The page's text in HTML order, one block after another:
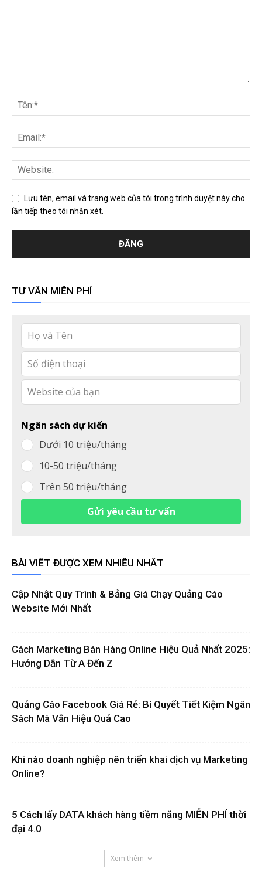
Lưu tên, email và trang web của tôi trong trình duyệt này cho
lần tiếp theo tôi nhận xét.
TƯ VẤN MIỄN PHÍ
this
field
blank
Ngân sách dự kiến
Dưới 10 triệu/tháng
10-50 triệu/tháng
Trên 50 triệu/tháng
Gửi yêu cầu tư vấn
BÀI VIẾT ĐƯỢC XEM NHIỀU NHẤT
Cập Nhật Quy Trình & Bảng Giá Chạy Quảng Cáo
Website Mới Nhất
Cách Marketing Bán Hàng Online Hiệu Quả Nhất 2025:
Hướng Dẫn Từ A Đến Z
Quảng Cáo Facebook Giá Rẻ: Bí Quyết Tiết Kiệm Ngân
Sách Mà Vẫn Hiệu Quả Cao
Khi nào doanh nghiệp nên triển khai dịch vụ Marketing
Online?
5 Cách lấy DATA khách hàng tiềm năng MIỄN PHÍ thời
đại 4.0
Xem thêm